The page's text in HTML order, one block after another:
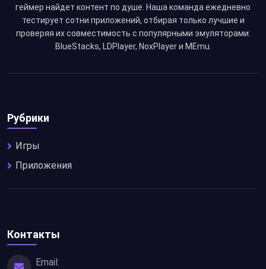
геймер найдет контент по душе. Наша команда ежедневно
тестирует сотни приложений, отбирая только лучшие и
проверяя их совместимость с популярными эмуляторами:
BlueStacks, LDPlayer, NoxPlayer и MEmu.
Рубрики
Игры
Приложения
Контакты
Email: